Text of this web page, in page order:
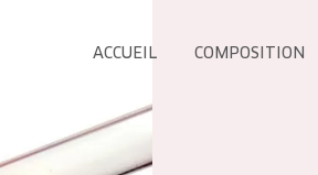
COLLECTION
ACCUEIL COMPOSITION